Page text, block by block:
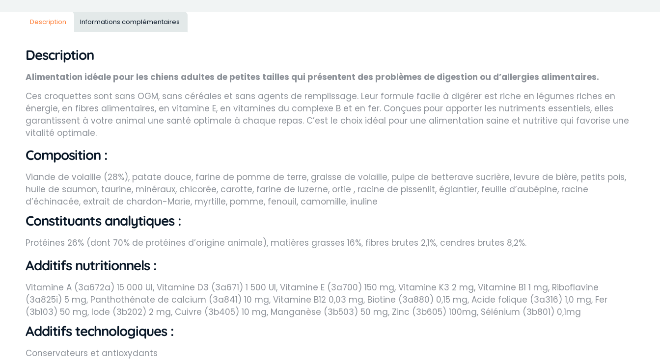
Description Informations complémentaires
Description
Alimentation idéale pour les chiens adultes de petites tailles qui présentent des problèmes de digestion ou d’allergies alimentaires.
Ces croquettes sont sans OGM, sans céréales et sans agents de remplissage. Leur formule facile à digérer est riche en légumes riches en
énergie, en fibres alimentaires, en vitamine E, en vitamines du complexe B et en fer. Conçues pour apporter les nutriments essentiels, elles
garantissent à votre animal une santé optimale à chaque repas. C’est le choix idéal pour une alimentation saine et nutritive qui favorise une
vitalité optimale.
Composition :
Viande de volaille (28%), patate douce, farine de pomme de terre, graisse de volaille, pulpe de betterave sucrière, levure de bière, petits pois,
huile de saumon, taurine, minéraux, chicorée, carotte, farine de luzerne, ortie , racine de pissenlit, églantier, feuille d’aubépine, racine
d’échinacée, extrait de chardon-Marie, myrtille, pomme, fenouil, camomille, inuline
Constituants analytiques :
Protéines 26% (dont 70% de protéines d’origine animale), matières grasses 16%, fibres brutes 2,1%, cendres brutes 8,2%.
Additifs nutritionnels :
Vitamine A (3a672a) 15 000 UI, Vitamine D3 (3a671) 1 500 UI, Vitamine E (3a700) 150 mg, Vitamine K3 2 mg, Vitamine B1 1 mg, Riboflavine
(3a825i) 5 mg, Panthothénate de calcium (3a841) 10 mg, Vitamine B12 0,03 mg, Biotine (3a880) 0,15 mg, Acide folique (3a316) 1,0 mg, Fer
(3b103) 50 mg, Iode (3b202) 2 mg, Cuivre (3b405) 10 mg, Manganèse (3b503) 50 mg, Zinc (3b605) 100mg, Sélénium (3b801) 0,1mg
Additifs technologiques :
Conservateurs et antioxydants